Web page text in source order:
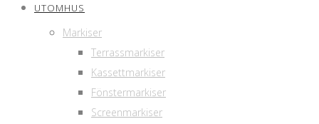
UTOMHUS
Markiser
Terrassmarkiser
Kassettmarkiser
Fönstermarkiser
Screenmarkiser